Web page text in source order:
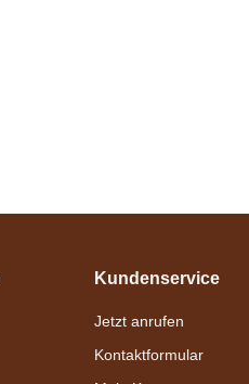
Kundenservice
Jetzt anrufen
Kontaktformular